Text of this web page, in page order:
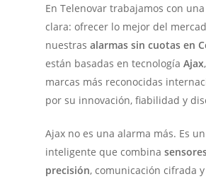
En Telenovar trabajamos con
clara: ofrecer lo mejor del
nuestrasalarmas sin cuotas en
están basadas en tecnologíaAjax
marcas más reconocidas
por su innovación, fiabilidad y
Ajax no es una alarma más. Es
inteligente que combina
precisión, comunicación cifrada